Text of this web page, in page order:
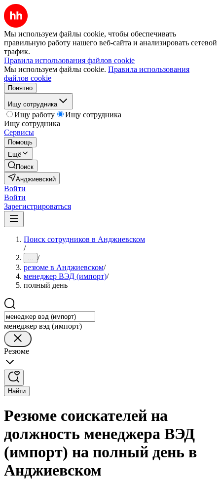
Мы используем файлы cookie, чтобы обеспечивать
правильную работу нашего веб-сайта и анализировать сетевой
трафик.
Правила использования файлов cookie
Мы используем файлы cookie. Правила использования
файлов cookie
Понятно
Ищу сотрудника
Ищу работу
Ищу сотрудника
Ищу сотрудника
Сервисы
Помощь
Ещё
Поиск
Анджиевский
Войти
Войти
Зарегистрироваться
Поиск сотрудников в Анджиевском
/
... /
резюме в Анджиевском/
менеджер ВЭД (импорт)/
полный день
менеджер вэд (импорт)
Резюме
Найти
Резюме соискателей на
должность менеджера ВЭД
(импорт) на полный день в
Анджиевском